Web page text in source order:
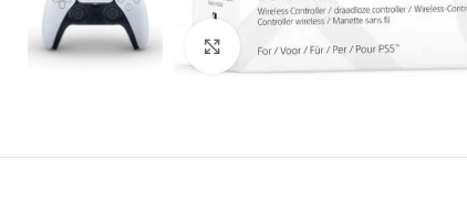
Noklikšķiniet, lai palielinātu